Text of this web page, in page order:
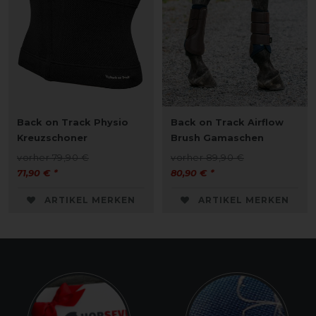
Back on Track Physio
Kreuzschoner
vorher 79,90 €
71,90 € *
ARTIKEL MERKEN
Back on Track Airflow
Brush Gamaschen
vorher 89,90 €
80,90 € *
ARTIKEL MERKEN